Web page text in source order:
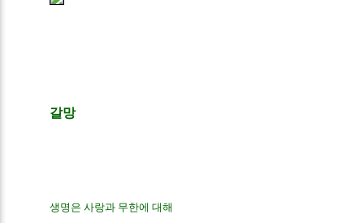
갈망
생명은 사랑과 무한에 대해